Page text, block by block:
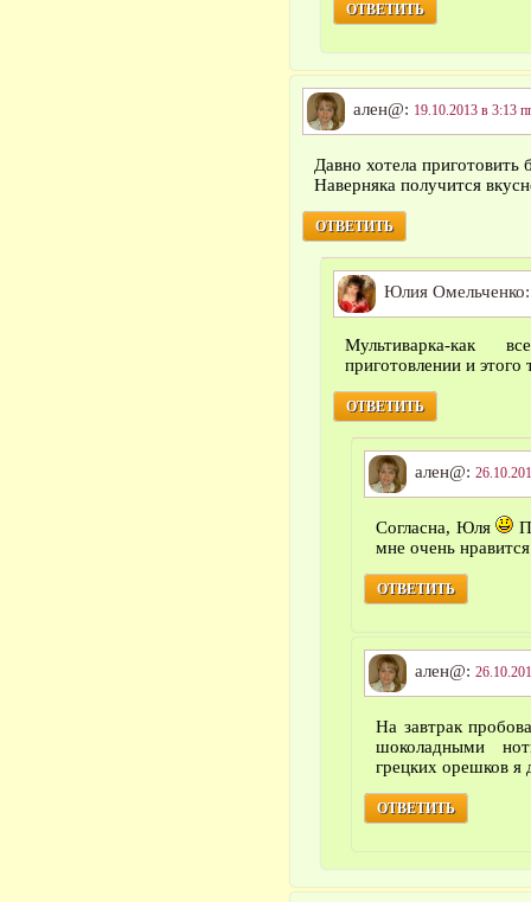
ОТВЕТИТЬ
ален@: 19.10.2013 в 3:13
Давно хотела
Наверняка получится
ОТВЕТИТЬ
Юлия
Мультиварка-как
приготовлении и этого
ОТВЕТИТЬ
ален@:
Согласна, Юля
мне очень
ОТВЕТИТЬ
ален@:
На завтрак
шоколадными
грецких орешков я
ОТВЕТИТЬ